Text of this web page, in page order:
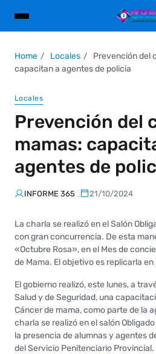
Home Locales
Prevención del
capacitan a agentes de policia
Locales
Prevención del
mamas:
agentes de
INFORME 365 21/10/2024
La charla se realizó en el Salón
con gran concurrencia. De esta
«Octubre Rosa», en el Mes de
de Mama. El objetivo es replicarla
El gobierno realizó, este lunes, a
Salud y de Seguridad, una
Cáncer de mama, como parte de la
charla se realizó en el salón
la presencia de alumnas y agentes
del Servicio Penitenciario Provincial.